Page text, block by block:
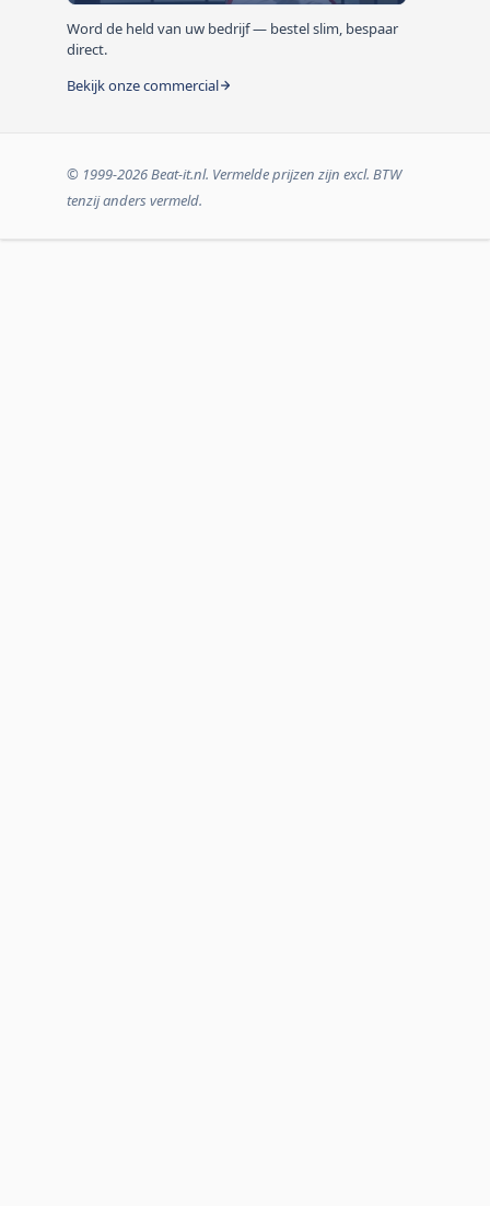
Word de held van uw bedrijf — bestel slim, bespaar
direct.
Bekijk onze commercial
© 1999-2026 Beat-it.nl. Vermelde prijzen zijn excl. BTW
tenzij anders vermeld.